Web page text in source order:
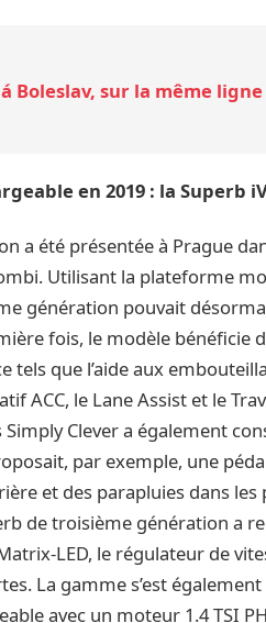
sur la même ligne
en 2019 : la Superb
a été présentée à Prague
Utilisant la plateforme
génération pouvait
fois, le modèle bénéficie
tels que l’aide aux
ACC, le Lane Assist et le
Clever a également
par exemple, une
et des parapluies dans les
de troisième génération a
LED, le régulateur de
La gamme s’est
avec un moteur 1.4 TSI